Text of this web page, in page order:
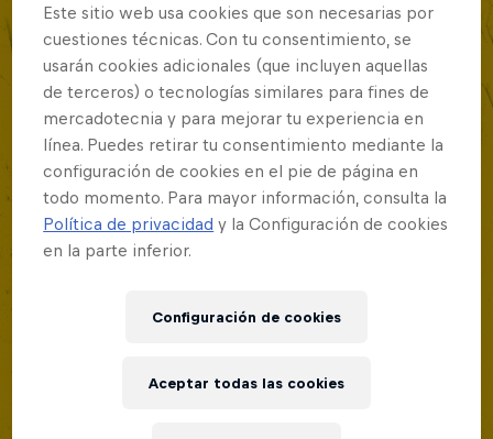
Este sitio web usa cookies que son necesarias por
cuestiones técnicas. Con tu consentimiento, se
usarán cookies adicionales (que incluyen aquellas
de terceros) o tecnologías similares para fines de
mercadotecnia y para mejorar tu experiencia en
línea. Puedes retirar tu consentimiento mediante la
configuración de cookies en el pie de página en
todo momento. Para mayor información, consulta la
Política de privacidad y la Configuración de cookies
en la parte inferior.
Configuración de cookies
Aceptar todas las cookies